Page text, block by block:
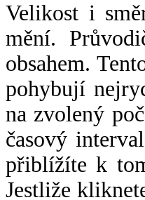
Velikost i
mění.
obsahem.
pohybují
na zvolený
časový
přiblížíte k
Jestliže